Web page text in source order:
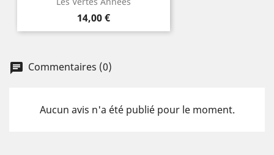
Prix
14,00 €
Commentaires (0)
Aucun avis n'a été publié pour le moment.